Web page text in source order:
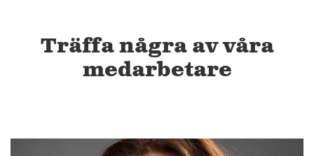
Träffa några av våra
medarbetare